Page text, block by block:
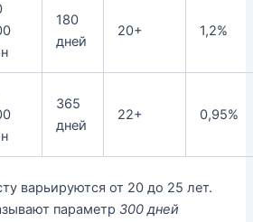
180
дней
20+ 1,2%
365
дней
22+ 0,95%
варьируются от 20 до 25 лет.
параметр 300 дней